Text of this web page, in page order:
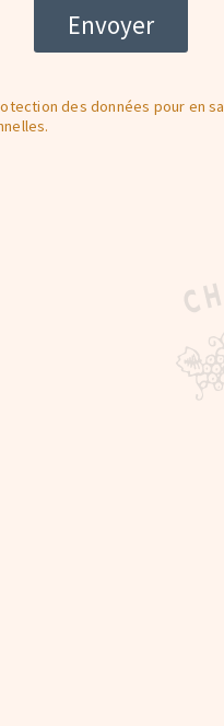
des données pour en